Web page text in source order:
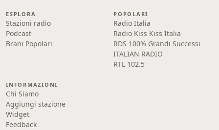
ESPLORA
Stazioni radio
Podcast
Brani Popolari
POPOLARI
Radio Italia
Radio Kiss Kiss Italia
RDS 100% Grandi Successi
ITALIAN RADIO
RTL 102.5
INFORMAZIONI
Chi Siamo
Aggiungi stazione
Widget
Feedback